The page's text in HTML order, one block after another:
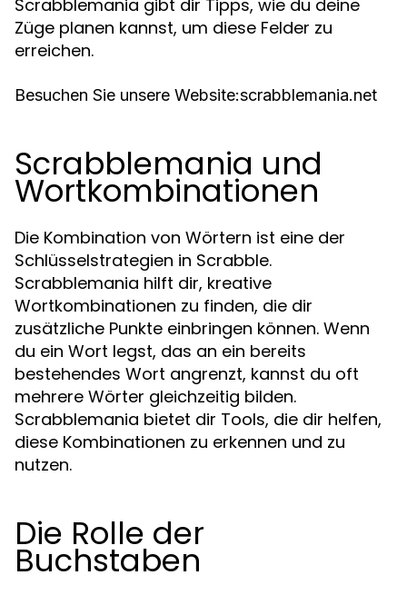
Scrabblemania gibt dir Tipps, wie du deine
Züge planen kannst, um diese Felder zu
erreichen.
Besuchen Sie unsere Website:scrabblemania.net
Scrabblemania und
Wortkombinationen
Die Kombination von Wörtern ist eine der
Schlüsselstrategien in Scrabble.
Scrabblemania hilft dir, kreative
Wortkombinationen zu finden, die dir
zusätzliche Punkte einbringen können. Wenn
du ein Wort legst, das an ein bereits
bestehendes Wort angrenzt, kannst du oft
mehrere Wörter gleichzeitig bilden.
Scrabblemania bietet dir Tools, die dir helfen,
diese Kombinationen zu erkennen und zu
nutzen.
Die Rolle der
Buchstaben